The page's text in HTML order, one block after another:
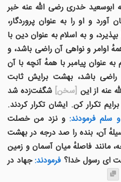
ابوسعید خدری رضی الله عنه خبر
آورد و او را به عنوان پروردگار،
و به اسلام به عنوان دین با
اوامر و نواهی آن راضی باشد، و
عنوان پیامبر با همهٔ آنچه با آن
راضی باشد، بهشت برایش ثابت
عنه از این [سخن] شگفت‌زده شد
تکرار کن. ایشان تکرار کردند.
سلم فرمودند:و نزد من خصلت
آن، بنده را صد درجه در بهشت
مانند فاصلهٔ میان آسمان و زمین
ای رسول خدا؟فرمودند:جهاد در